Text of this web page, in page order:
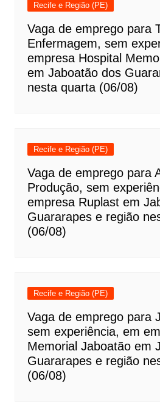
Recife e Região (PE)
Vaga de emprego para
Enfermagem, sem
empresa Hospital
em Jaboatão dos
nesta quarta (06/08)
Recife e Região (PE)
Vaga de emprego para
Produção, sem
empresa Ruplast em
Guararapes e região
(06/08)
Recife e Região (PE)
Vaga de emprego para
sem experiência, em
Memorial Jaboatão em
Guararapes e região
(06/08)